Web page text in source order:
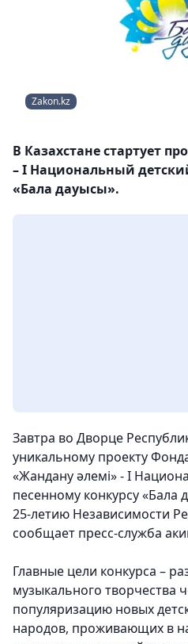
Zakon.kz
В Казахстане стартует
– I Национальный
«Бала дауысы».
Завтра во Дворце
уникальному проекту
«Жандану әлемі» - I
песенному конкурсу
25-летию Независимости
сообщает пресс-служба
Главные цели конкурса –
музыкального творчества
популяризацию новых
народов, проживающих в